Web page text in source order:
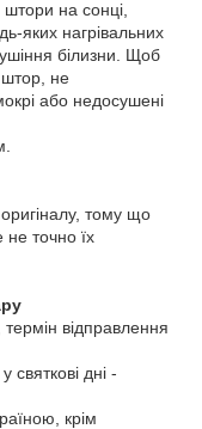
на сонці,
яких нагрівальних
білизни. Щоб
штор, не
або недосушені
оригіналу, тому що
точно їх
відправлення
святкові дні -
крім